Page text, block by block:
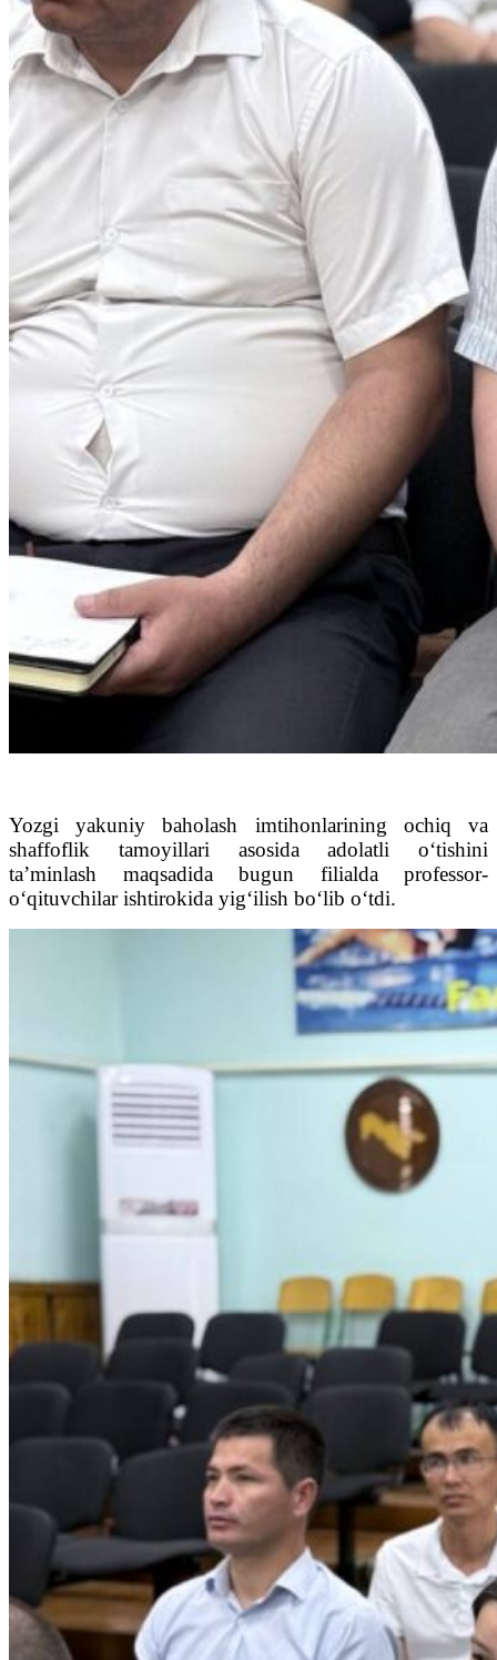
Yozgi yakuniy baholash imtihonlarining ochiq va
shaffoflik tamoyillari asosida adolatli o‘tishini
ta’minlash maqsadida bugun filialda professor-
o‘qituvchilar ishtirokida yig‘ilish bo‘lib o‘tdi.